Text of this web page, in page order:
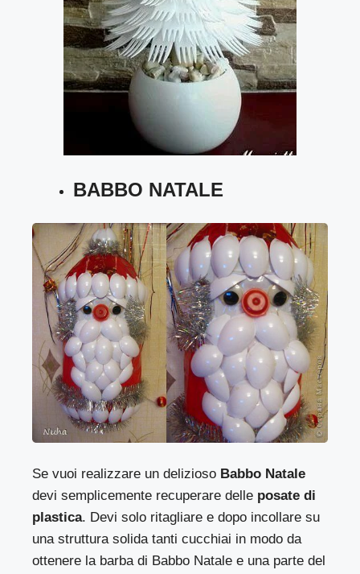
BABBO NATALE
Se vuoi realizzare un delizioso Babbo Natale
devi semplicemente recuperare delle posate di
plastica. Devi solo ritagliare e dopo incollare su
una struttura solida tanti cucchiai in modo da
ottenere la barba di Babbo Natale e una parte del